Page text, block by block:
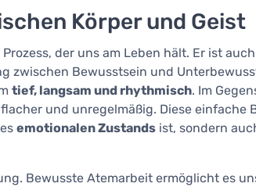
Körper und Geist
der uns am Leben hält. Er ist
zwischen Bewusstsein und
tief, langsam und rhythmisch. Im
und unregelmäßig. Diese einfache
emotionalen Zustands ist, sondern
Bewusste Atemarbeit ermöglicht es